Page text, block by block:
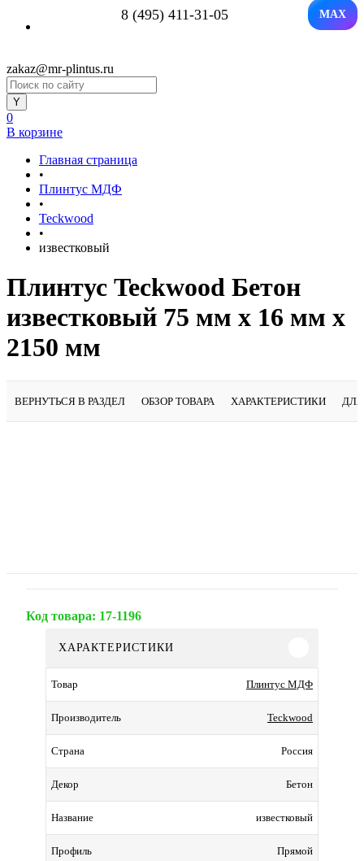
8 (495) 411-31-05 MAX
zakaz@mr-plintus.ru
0
В корзине
Главная страница
•
Плинтус МДФ
•
Teckwood
•
известковый
Плинтус Teckwood Бетон
известковый 75 мм х 16 мм х
2150 мм
ВЕРНУТЬСЯ В РАЗДЕЛ ОБЗОР ТОВАРА ХАРАКТЕРИСТИКИ
Код товара: 17-1196
ХАРАКТЕРИСТИКИ
Товар Плинтус МДФ
Производитель Teckwood
Страна Россия
Декор Бетон
Название известковый
Профиль Прямой